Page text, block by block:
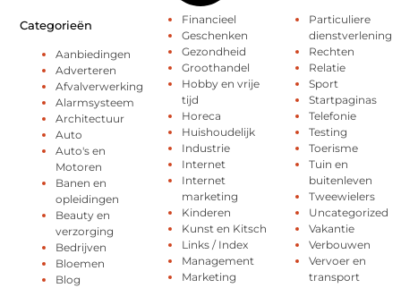
Categorieën
Aanbiedingen
Adverteren
Afvalverwerking
Alarmsysteem
Architectuur
Auto
Auto's en
Motoren
Banen en
opleidingen
Beauty en
verzorging
Bedrijven
Bloemen
Blog
Financieel
Geschenken
Gezondheid
Groothandel
Hobby en vrije
tijd
Horeca
Huishoudelijk
Industrie
Internet
Internet
marketing
Kinderen
Kunst en Kitsch
Links / Index
Management
Marketing
Particuliere
dienstverlening
Rechten
Relatie
Sport
Startpaginas
Telefonie
Testing
Toerisme
Tuin en
buitenleven
Tweewielers
Uncategorized
Vakantie
Verbouwen
Vervoer en
transport